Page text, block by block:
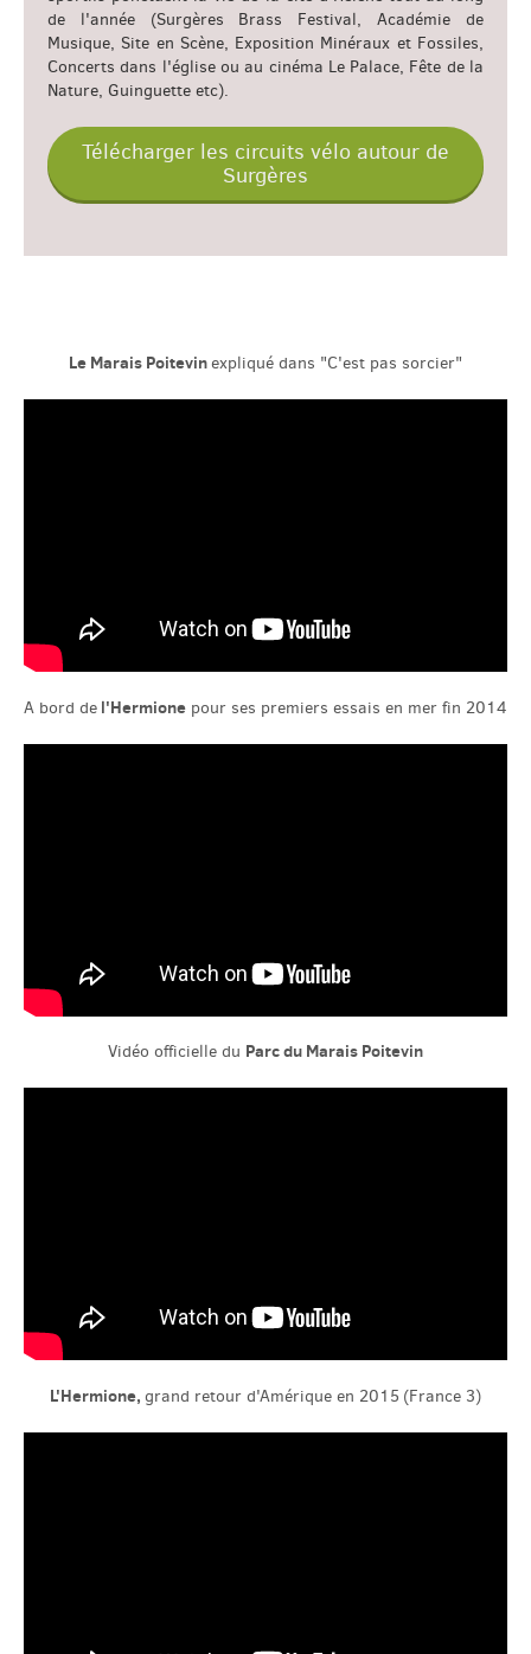
de l'année (Surgères Brass Festival, Académie de
Musique, Site en Scène, Exposition Minéraux et Fossiles,
Concerts dans l'église ou au cinéma Le Palace, Fête de la
Nature, Guinguette etc).
Télécharger les circuits vélo autour de
Surgères
Le Marais Poitevinexpliqué dans "C'est pas sorcier"
A bord de l'Hermione pour ses premiers essais en mer fin 2014
Vidéo officielle du Parc du Marais Poitevin
L'Hermione, grand retour d'Amérique en 2015 (France 3)